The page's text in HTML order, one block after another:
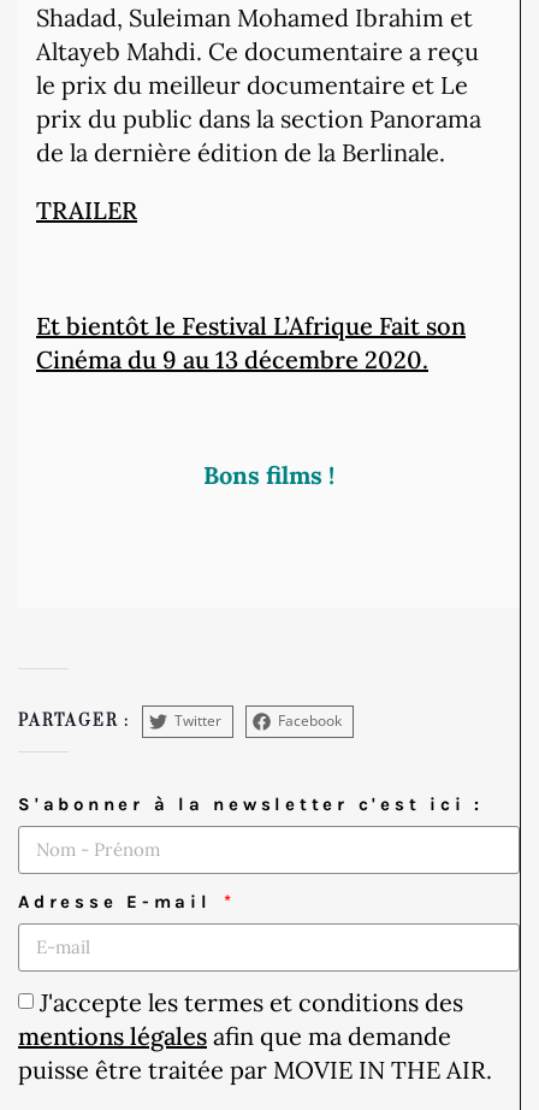
Shadad, Suleiman Mohamed Ibrahim et
Altayeb Mahdi. Ce documentaire a reçu
le prix du meilleur documentaire et Le
prix du public dans la section Panorama
de la dernière édition de la Berlinale.
TRAILER
Et bientôt le Festival L’Afrique Fait son
Cinéma du 9 au 13 décembre 2020.
Bons films !
PARTAGER : Twitter Facebook
S'abonner à la newsletter c'est ici :
Adresse E-mail
J'accepte les termes et conditions des
mentions légales afin que ma demande
puisse être traitée par MOVIE IN THE AIR.